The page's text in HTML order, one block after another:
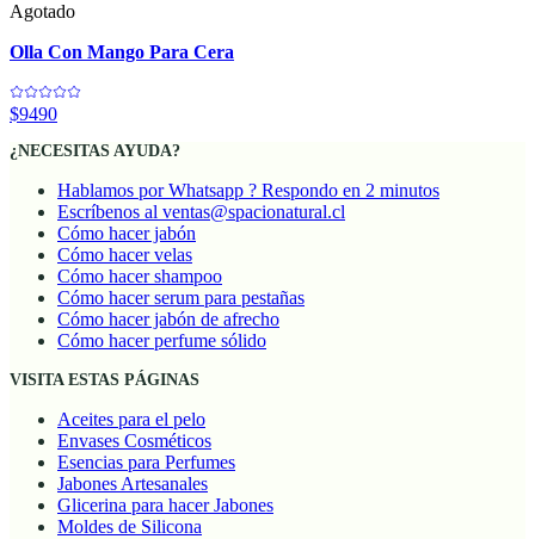
Agotado
Olla Con Mango Para Cera
$9490
¿NECESITAS AYUDA?
Hablamos por Whatsapp ? Respondo en 2 minutos
Escríbenos al ventas@spacionatural.cl
Cómo hacer jabón
Cómo hacer velas
Cómo hacer shampoo
Cómo hacer serum para pestañas
Cómo hacer jabón de afrecho
Cómo hacer perfume sólido
VISITA ESTAS PÁGINAS
Aceites para el pelo
Envases Cosméticos
Esencias para Perfumes
Jabones Artesanales
Glicerina para hacer Jabones
Moldes de Silicona